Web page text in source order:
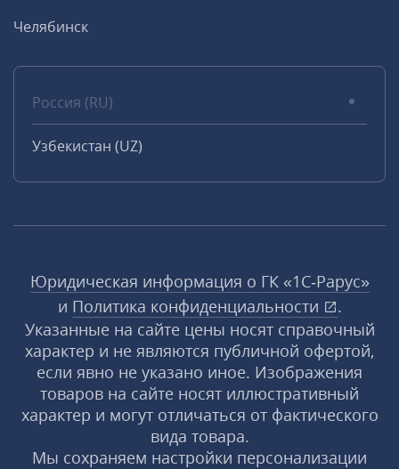
Челябинск
Россия (RU)
Узбекистан (UZ)
Юридическая информация о ГК «1С‑Рарус»
и Политика конфиденциальности
.
Указанные на сайте цены носят справочный
характер и не являются публичной офертой,
если явно не указано иное. Изображения
товаров на сайте носят иллюстративный
характер и могут отличаться от фактического
вида товара.
Мы сохраняем настройки персонализации